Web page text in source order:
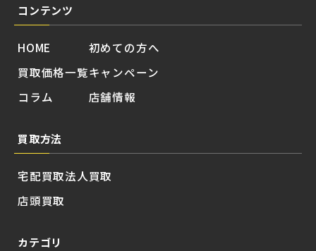
コンテンツ
HOME
買取価格一覧
コラム
初めての方へ
キャンペーン
店舗情報
買取方法
宅配買取
店頭買取
法人買取
カテゴリ